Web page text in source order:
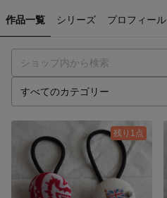
作品一覧 シリーズ プロフィール
残り1点